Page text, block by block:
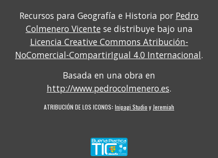
Recursos para Geografía e Historia por Pedro
Colmenero Vicente se distribuye bajo una
Licencia Creative Commons Atribución-
NoComercial-CompartirIgual 4.0 Internacional.
Basada en una obra en
http://www.pedrocolmenero.es.
ATRIBUCIÓN DE LOS ICONOS: Inipagi Studio y Jeremiah